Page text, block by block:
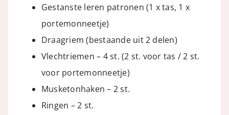
Gestanste leren patronen (1 x tas, 1 x
portemonneetje)
Draagriem (bestaande uit 2 delen)
Vlechtriemen – 4 st. (2 st. voor tas / 2 st.
voor portemonneetje)
Musketonhaken – 2 st.
Ringen – 2 st.